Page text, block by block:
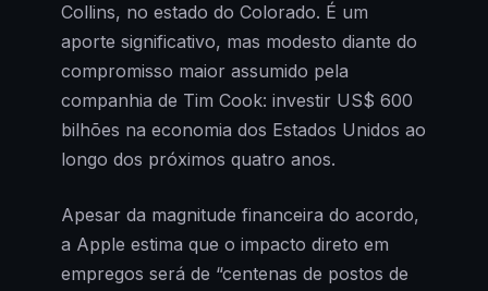
Collins, no estado do Colorado. É um
aporte significativo, mas modesto diante do
compromisso maior assumido pela
companhia de Tim Cook: investir US$ 600
bilhões na economia dos Estados Unidos ao
longo dos próximos quatro anos.
Apesar da magnitude financeira do acordo,
a Apple estima que o impacto direto em
empregos será de “centenas de postos de